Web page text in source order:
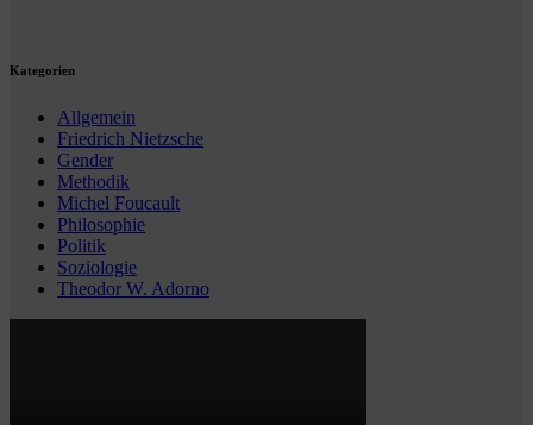
Kategorien
Allgemein
Friedrich Nietzsche
Gender
Methodik
Michel Foucault
Philosophie
Politik
Soziologie
Theodor W. Adorno